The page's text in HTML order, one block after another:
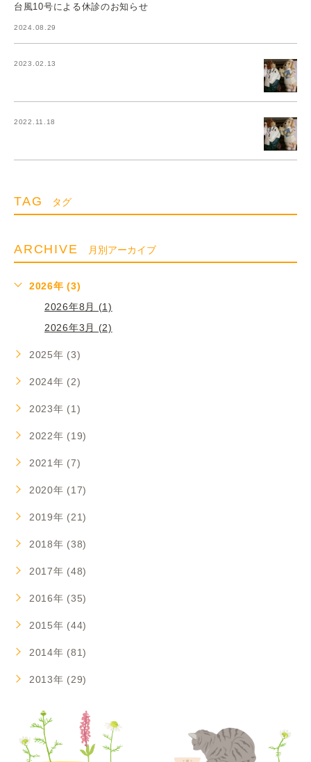
台風10号による休診のお知らせ
2024.08.29
2023.02.13
2022.11.18
TAG タグ
ARCHIVE 月別アーカイブ
2026年 (3)
2026年8月 (1)
2026年3月 (2)
2025年 (3)
2024年 (2)
2023年 (1)
2022年 (19)
2021年 (7)
2020年 (17)
2019年 (21)
2018年 (38)
2017年 (48)
2016年 (35)
2015年 (44)
2014年 (81)
2013年 (29)